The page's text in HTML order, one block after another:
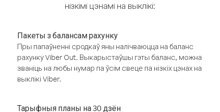
нізкімі цэнамі на выклікі:
Пакеты з балансам рахунку
Пры папаўненні сродкаў яны налічваюцца на баланс
рахунку Viber Out. Выкарыстаўшы гэты баланс, можна
званіць на любы нумар па ўсім свеце па нізкіх цэнах на
выклікі Viber.
Тарыфныя планы на 30 дзён